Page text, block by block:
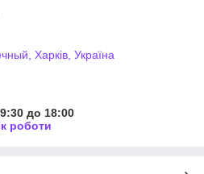
Харків, Україна
до 18:00
роботи